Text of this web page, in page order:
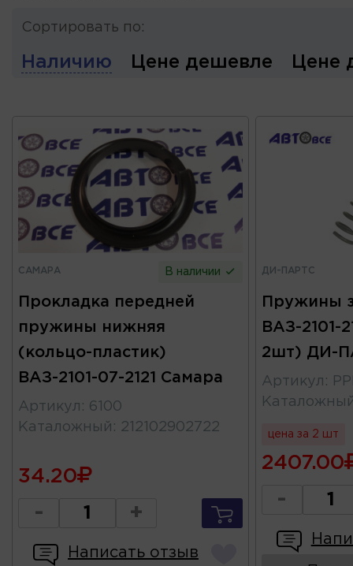
Сортировать по:
Наличию Цене дешевле Цене
САМАРА В наличии
Прокладка передней
пружины нижняя
(кольцо-пластик)
ВАЗ-2101-07-2121 Самара
Артикул : 6100
Каталожный : 212102902722
34.20
- +
Написать отзыв
ДИ-ПАРТС
Пружины
ВАЗ-2101-
2шт) ДИ-
Артикул :
цена за 2 шт
2407.00
-